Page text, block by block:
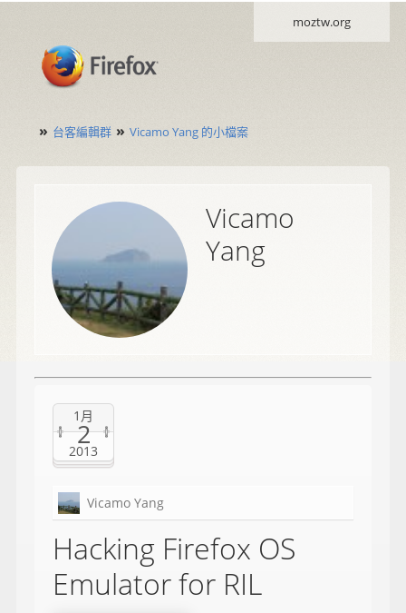
moztw.org
» 台客編輯群 » Vicamo Yang 的小檔案
Vicamo
Yang
1月
2
2013
Vicamo Yang
Hacking Firefox OS
Emulator for RIL